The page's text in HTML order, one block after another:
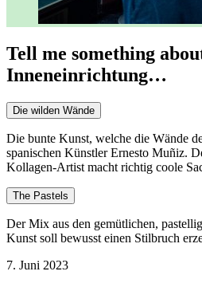
Tell me something
Inneneinrichtung…
Die wilden Wände
Die bunte Kunst, welche die Wände
spanischen Künstler Ernesto Muñiz.
Kollagen-Artist macht richtig coole
The Pastels
Der Mix aus den gemütlichen,
Kunst soll bewusst einen Stilbruch
7. Juni 2023